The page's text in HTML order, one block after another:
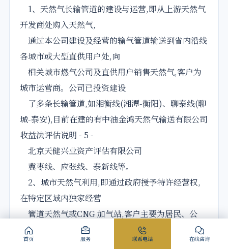
1、天然气长输管道的建设与运营,即从上游天然气
开发商处购入天然气,
通过本公司建设及经营的输气管道输送到省内沿线
各城市或大型直供用户处,向
相关城市燃气公司及直供用户销售天然气,客户为
城市运营商。公司已投资建设
了多条长输管道,如湘衡线(湘潭-衡阳)、聊泰线(聊
城-泰安),目前在建的有中油金鸿天然气输送有限公司
收益法评估说明 - 5 -
北京天健兴业资产评估有限公司
冀枣线、应张线、泰新线等。
2、城市天然气利用,即通过政府授予特许经营权,
在特定区域内独家经营
管道天然气或CNG 加气站,客户主要为居民、公
福、工业用户、商业用户。目
前公司已取得国内多个市、县的城市燃气特许经营
首页 服务 联系电话 在线咨询